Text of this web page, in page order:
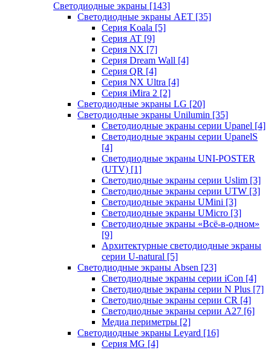
Светодиодные экраны [143]
Светодиодные экраны AET [35]
Cерия Koala [5]
Серия AT [9]
Серия NX [7]
Серия Dream Wall [4]
Серия QR [4]
Серия NX Ultra [4]
Серия iMira 2 [2]
Светодиодные экраны LG [20]
Светодиодные экраны Unilumin [35]
Светодиодные экраны серии Upanel [4]
Светодиодные экраны серии UpanelS
[4]
Светодиодные экраны UNI-POSTER
(UTV) [1]
Светодиодные экраны серии Uslim [3]
Светодиодные экраны серии UTW [3]
Светодиодные экраны UMini [3]
Светодиодные экраны UMicro [3]
Светодиодные экраны «Всё-в-одном»
[9]
Архитектурные светодиодные экраны
серии U-natural [5]
Светодиодные экраны Absen [23]
Светодиодные экраны серии iCon [4]
Светодиодные экраны серии N Plus [7]
Светодиодные экраны серии CR [4]
Светодиодные экраны серии А27 [6]
Медиа периметры [2]
Светодиодные экраны Leyard [16]
Серия MG [4]